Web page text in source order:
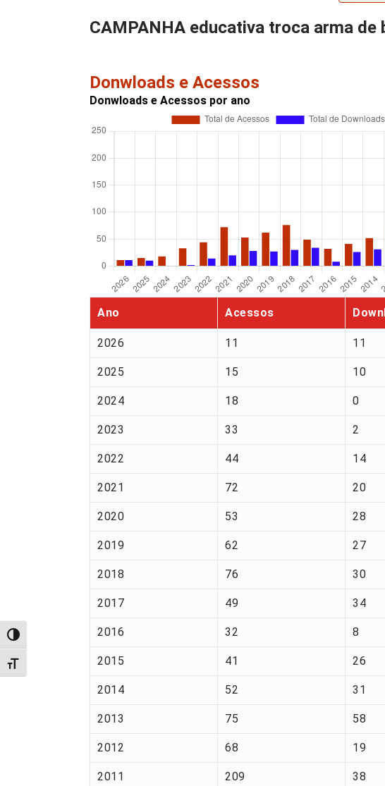
Alternar alto contraste
Alternar tamanho da fonte
CAMPANHA educativa troca arma de
Donwloads e Acessos
Donwloads e Acessos por ano
Ano Acessos
2026 11 11
2025 15 10
2024 18 0
2023 33 2
2022 44 14
2021 72 20
2020 53 28
2019 62 27
2018 76 30
2017 49 34
2016 32 8
2015 41 26
2014 52 31
2013 75 58
2012 68 19
2011 209 38